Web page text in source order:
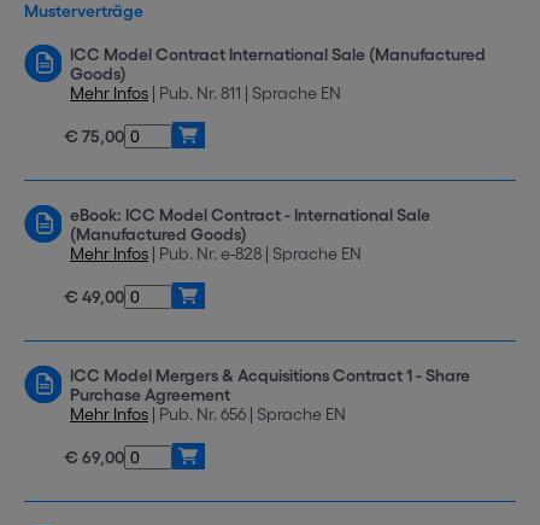
Musterverträge
ICC Model Contract International Sale (Manufactured
Goods)
Mehr Infos | Pub. Nr. 811 | Sprache EN
€ 75,00
eBook: ICC Model Contract - International Sale
(Manufactured Goods)
Mehr Infos | Pub. Nr. e-828 | Sprache EN
€ 49,00
ICC Model Mergers & Acquisitions Contract 1 - Share
Purchase Agreement
Mehr Infos | Pub. Nr. 656 | Sprache EN
€ 69,00